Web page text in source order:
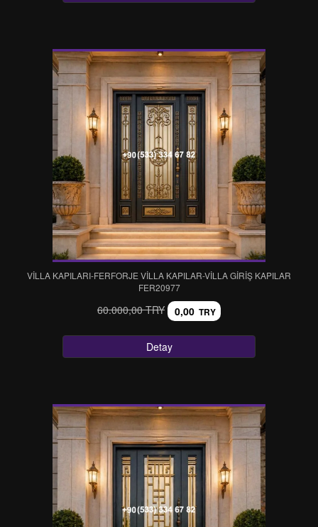
VİLLA KAPILARI-FERFORJE VİLLA KAPILAR-VİLLA GİRİŞ KAPILAR
FER20977
60.000,00 TRY 0,00 TRY
Detay